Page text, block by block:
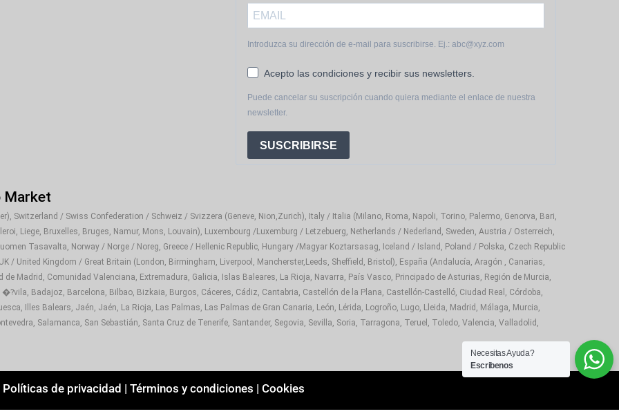
Introduzca su dirección de e-mail para suscribirse. Ej.: abc@xyz.com
Acepto las condiciones y recibir sus newsletters.
Puede cancelar su suscripción cuando quiera mediante el enlace de nuestra
newsletter.
SUSCRIBIRSE
Market
Switzerland / Swiss Confederation / Schweiz / Svizzera (Geneve, Nion,Zurich), Italy / Italia (Milano, Roma, Napoli, Torino, Palermo, Genorva, Bari,
Liege, Bruxelles, Bruges, Namur, Mons, Louvain), Luxembourg /Luxemburg / Letzebuerg, Netherlands / Nederland, Sweden, Austria / Osterreich,
Tasavalta, Norway / Norge / Noreg, Greece / Hellenic Republic, Hungary /Magyar Koztarsasag, Iceland / Island, Poland / Polska, Czech Republic
/ United Kingdom / Great Britain (London, Birmingham, Liverpool, Mancherster,Leeds, Sheffield, Bristol), España (Andalucía, Aragón , Canarias,
Madrid, Comunidad Valenciana, Extremadura, Galicia, Islas Baleares, La Rioja, Navarra, País Vasco, Principado de Asturias, Región de Murcia,
Badajoz, Barcelona, Bilbao, Bizkaia, Burgos, Cáceres, Cádiz, Cantabria, Castellón de la Plana, Castellón-Castelló, Ciudad Real, Córdoba,
Illes Balears, Jaén, Jaén, La Rioja, Las Palmas, Las Palmas de Gran Canaria, León, Lérida, Logroño, Lugo, Lleida, Madrid, Málaga, Murcia,
Salamanca, San Sebastián, Santa Cruz de Tenerife, Santander, Segovia, Sevilla, Soria, Tarragona, Teruel, Toledo, Valencia, Valladolid,
Políticas de privacidad | Términos y condiciones | Cookies
Necesitas Ayuda?
Escribenos